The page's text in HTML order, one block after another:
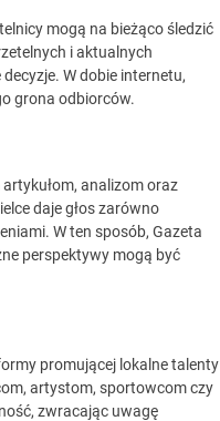
mogą na bieżąco śledzić
i aktualnych
W dobie internetu,
grona odbiorców.
analizom oraz
daje głos zarówno
W ten sposób, Gazeta
perspektywy mogą być
promującej lokalne talenty
artystom, sportowcom czy
zwracając uwagę